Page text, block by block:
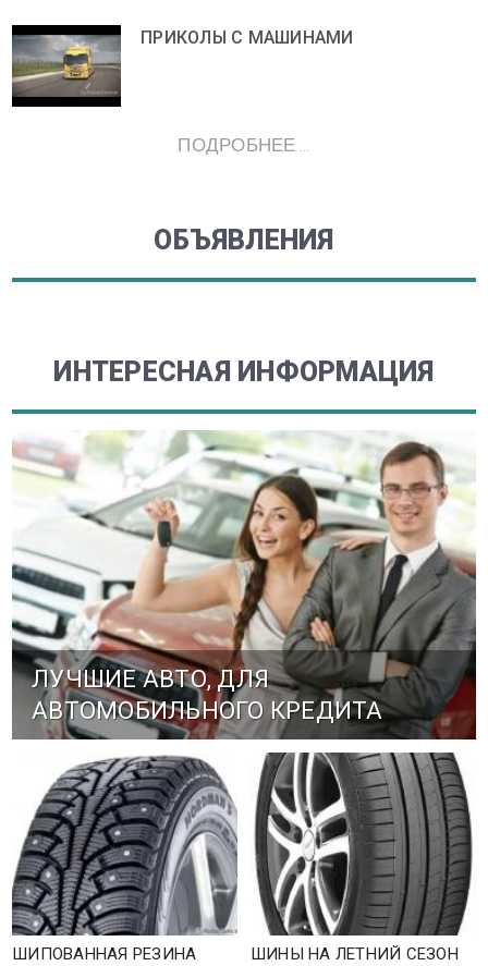
ПРИКОЛЫ С МАШИНАМИ
ПОДРОБНЕЕ ...
ОБЪЯВЛЕНИЯ
ИНТЕРЕСНАЯ ИНФОРМАЦИЯ
ЛУЧШИЕ АВТО, ДЛЯ
АВТОМОБИЛЬНОГО КРЕДИТА
ШИПОВАННАЯ РЕЗИНА
ШИНЫ НА ЛЕТНИЙ СЕЗОН